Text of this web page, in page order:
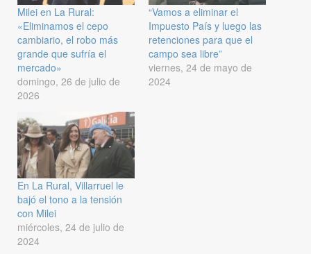
Milei en La Rural:
«Eliminamos el cepo
cambiario, el robo más
grande que sufría el
mercado»
domingo, 26 de julio de
2026
“Vamos a eliminar el
Impuesto País y luego las
retenciones para que el
campo sea libre”
viernes, 24 de mayo de
2024
En La Rural, Villarruel le
bajó el tono a la tensión
con Milei
miércoles, 24 de julio de
2024